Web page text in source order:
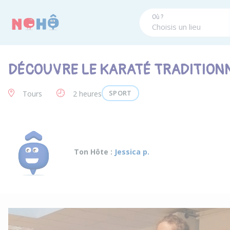
Où ?
DÉCOUVRE LE KARATÉ
Tours 2 heures SPORT
Ton Hôte : Jessica p.